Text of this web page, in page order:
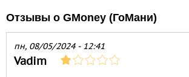
Отзывы о GMoney (ГоМани)
пн, 08/05/2024 - 12:41
Vadim